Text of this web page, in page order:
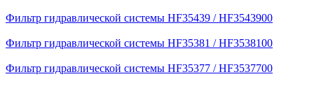
Фильтр гидравлической системы HF35439 / HF3543900
Фильтр гидравлической системы HF35381 / HF3538100
Фильтр гидравлической системы HF35377 / HF3537700